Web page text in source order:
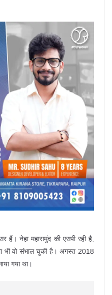
नेहा महासमुंद की एसपी रही है,
भी वो संभाल चुकी है। अगस्त 2018
गया था।